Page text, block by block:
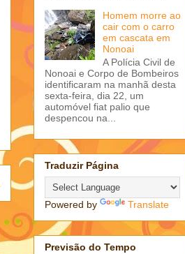
Homem morre ao
cair com o carro
em cascata em
Nonoai
A Polícia Civil de
Nonoai e Corpo de Bombeiros
identificaram na manhã desta
sexta-feira, dia 22, um
automóvel fiat palio que
despencou na...
Traduzir Página
Powered by Translate
Previsão do Tempo